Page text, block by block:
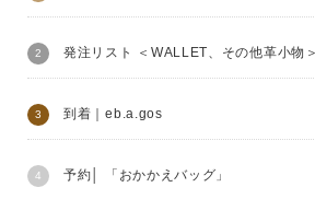
発注リスト ＜WALLET、その他革小
到着｜eb.a.gos
予約│ 「おかかえバッグ」